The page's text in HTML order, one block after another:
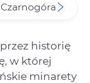
Czarnogóra
historię
w której
minarety